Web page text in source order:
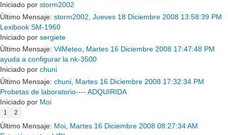
Iniciado por storm2002
Último Mensaje: storm2002 Jueves 18 Diciembre 2008 13:58:39 PM
Lexibook SM-1960
Iniciado por sergiete
Último Mensaje: VilMeteo, Martes 16 Diciembre 2008 17:47:48 PM
ayuda a configurar la nk-3500
Iniciado por chuni
Último Mensaje: chuni Martes 16 Diciembre 2008 17:32:34 PM
Probetas de laboratorio---- ADQUIRIDA
Iniciado por Moi
1 2
Último Mensaje: Moi Martes 16 Diciembre 2008 08:27:34 AM